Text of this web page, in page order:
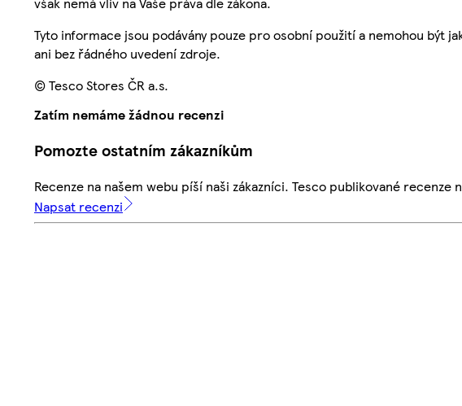
Tyto informace jsou podávány pouze pro osobní použití a nemohou být
ani bez řádného uvedení zdroje.
© Tesco Stores ČR a.s.
Zatím nemáme žádnou recenzi
Pomozte ostatním zákazníkům
Recenze na našem webu píší naši zákazníci. Tesco publikované recenze
Napsat recenzi